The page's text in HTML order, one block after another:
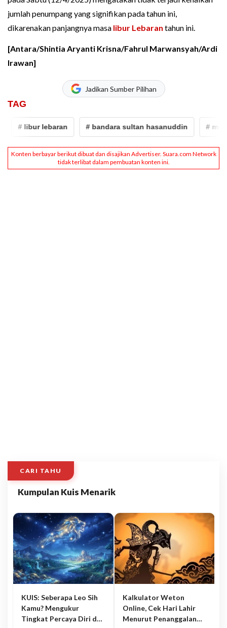
jumlah penumpang yang signifikan pada tahun ini,
dikarenakan panjangnya masa libur Lebaran tahun ini.
[Antara/Shintia Aryanti Krisna/Fahrul Marwansyah/Ardi
Irawan]
Jadikan Sumber Pilihan
TAG
# libur lebaran # bandara sultan hasanuddin #
CARI TAHU
Kumpulan Kuis Menarik
KUIS: Seberapa Leo Sih
Kamu? Mengukur
Tingkat Percaya Diri dan
Kalkulator Weton
Online, Cek Hari Lahir
Menurut Penanggalan